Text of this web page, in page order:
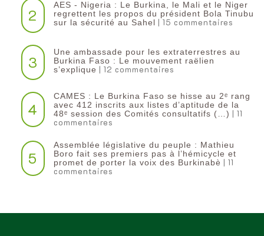
2
AES - Nigeria : Le Burkina, le Mali et le Niger
regrettent les propos du président Bola Tinubu
sur la sécurité au Sahel | 15 commentaires
3
Une ambassade pour les extraterrestres au
Burkina Faso : Le mouvement raëlien
s’explique
| 12 commentaires
4
CAMES : Le Burkina Faso se hisse au 2ᵉ rang
avec 412 inscrits aux listes d’aptitude de la
48ᵉ session des Comités consultatifs (…)
| 11
commentaires
5
Assemblée législative du peuple : Mathieu
Boro fait ses premiers pas à l’hémicycle et
promet de porter la voix des Burkinabè
| 11
commentaires